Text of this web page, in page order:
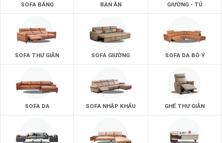
SOFA BĂNG BÀN ĂN GIƯỜNG - TỦ
SOFA THƯ GIÃN SOFA GIƯỜNG SOFA DA BÒ Ý
SOFA DA SOFA NHẬP KHẨU GHẾ THƯ GIÃN